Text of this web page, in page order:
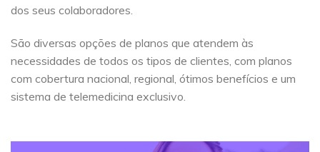
dos seus colaboradores.
São diversas opções de planos que atendem às
necessidades de todos os tipos de clientes, com planos
com cobertura nacional, regional, ótimos benefícios e um
sistema de telemedicina exclusivo.